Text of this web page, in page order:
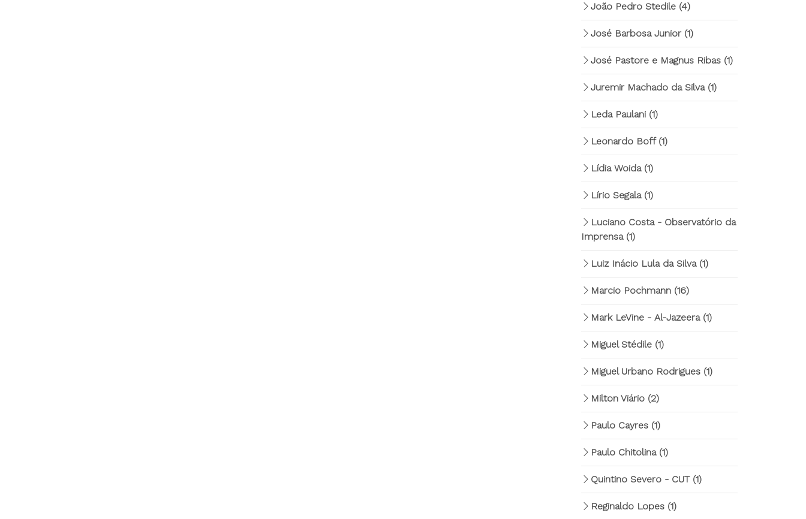
João Pedro Stedile (4)
José Barbosa Junior (1)
José Pastore e Magnus Ribas (1)
Juremir Machado da Silva (1)
Leda Paulani (1)
Leonardo Boff (1)
Lídia Woida (1)
Lírio Segala (1)
Luciano Costa - Observatório da
Imprensa (1)
Luiz Inácio Lula da Silva (1)
Marcio Pochmann (16)
Mark LeVine - Al-Jazeera (1)
Miguel Stédile (1)
Miguel Urbano Rodrigues (1)
Milton Viário (2)
Paulo Cayres (1)
Paulo Chitolina (1)
Quintino Severo - CUT (1)
Reginaldo Lopes (1)